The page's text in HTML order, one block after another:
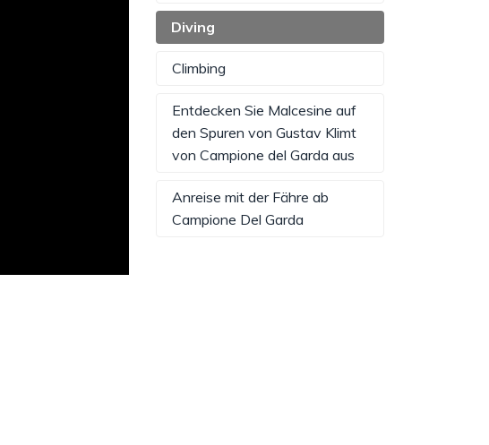
Diving
Climbing
Entdecken Sie Malcesine auf
den Spuren von Gustav Klimt
von Campione del Garda aus
Anreise mit der Fähre ab
Campione Del Garda